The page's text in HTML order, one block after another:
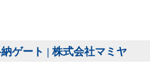
ゲート | 株式会社マミヤ